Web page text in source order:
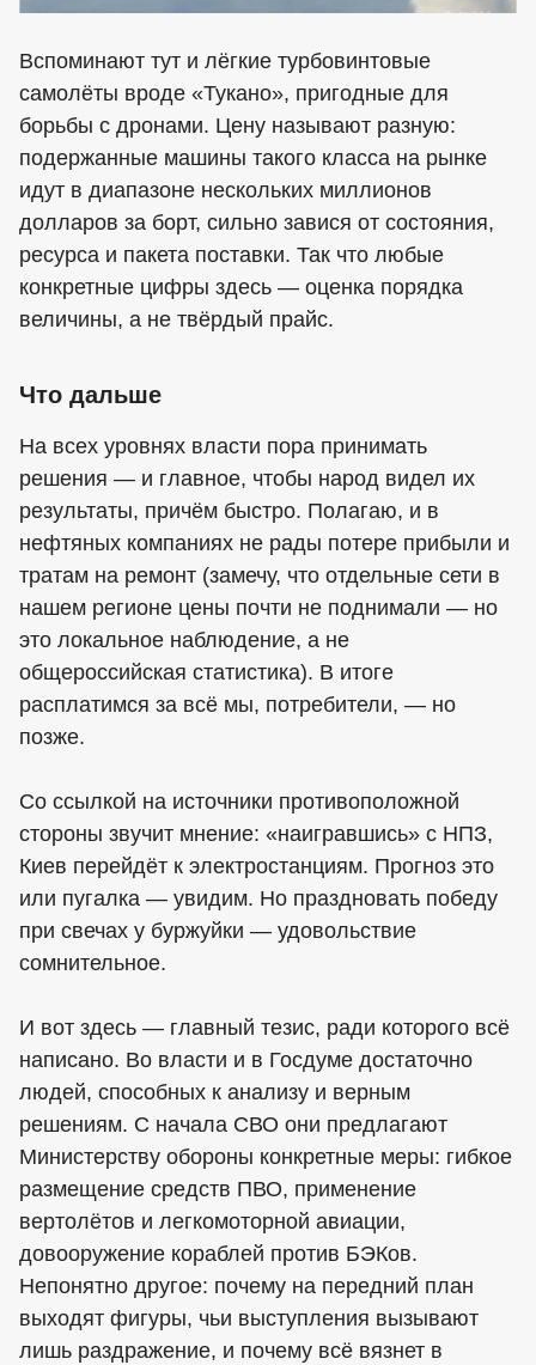
Вспоминают тут и лёгкие турбовинтовые
самолёты вроде «Тукано», пригодные для
борьбы с дронами. Цену называют разную:
подержанные машины такого класса на рынке
идут в диапазоне нескольких миллионов
долларов за борт, сильно завися от состояния,
ресурса и пакета поставки. Так что любые
конкретные цифры здесь — оценка порядка
величины, а не твёрдый прайс.
Что дальше
На всех уровнях власти пора принимать
решения — и главное, чтобы народ видел их
результаты, причём быстро. Полагаю, и в
нефтяных компаниях не рады потере прибыли и
тратам на ремонт (замечу, что отдельные сети в
нашем регионе цены почти не поднимали — но
это локальное наблюдение, а не
общероссийская статистика). В итоге
расплатимся за всё мы, потребители, — но
позже.
Со ссылкой на источники противоположной
стороны звучит мнение: «наигравшись» с НПЗ,
Киев перейдёт к электростанциям. Прогноз это
или пугалка — увидим. Но праздновать победу
при свечах у буржуйки — удовольствие
сомнительное.
И вот здесь — главный тезис, ради которого всё
написано. Во власти и в Госдуме достаточно
людей, способных к анализу и верным
решениям. С начала СВО они предлагают
Министерству обороны конкретные меры: гибкое
размещение средств ПВО, применение
вертолётов и легкомоторной авиации,
довооружение кораблей против БЭКов.
Непонятно другое: почему на передний план
выходят фигуры, чьи выступления вызывают
лишь раздражение, и почему всё вязнет в